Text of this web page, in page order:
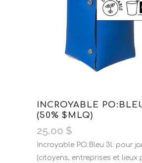
INCROYABLE
(50% $MLQ)
25.00 $
Incroyable PO:Bleu 3l. pour
(citoyens, entreprises et lieux